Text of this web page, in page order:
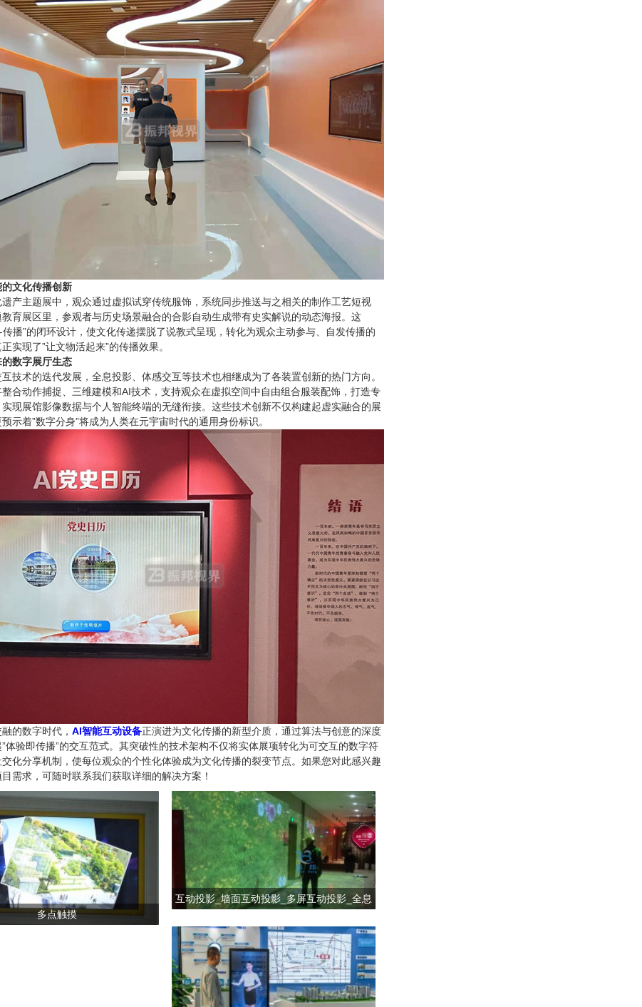
文化传播创新
产主题展中，观众通过虚拟试穿传统服饰，系统同步推送与之相关的制作工艺短视
育展区里，参观者与历史场景融合的合影自动生成带有史实解说的动态海报。这
传播”的闭环设计，使文化传递摆脱了说教式呈现，转化为观众主动参与、自发传播的
实现了”让文物活起来”的传播效果。
的数字展厅生态
技术的迭代发展，全息投影、体感交互等技术也相继成为了各装置创新的热门方向。
合动作捕捉、三维建模和AI技术，支持观众在虚拟空间中自由组合服装配饰，打造专
实现展馆影像数据与个人智能终端的无缝衔接。这些技术创新不仅构建起虚实融合的展
示着”数字分身”将成为人类在元宇宙时代的通用身份标识。
的数字时代， AI智能互动设备正演进为文化传播的新型介质，通过算法与创意的深度
体验即传播”的交互范式。其突破性的技术架构不仅将实体展项转化为可交互的数字符
化分享机制，使每位观众的个性化体验成为文化传播的裂变节点。如果您对此感兴趣
需求，可随时联系我们获取详细的解决方案！
多点触摸
互动投影_墙面互动投影_多屏互动投影_全息